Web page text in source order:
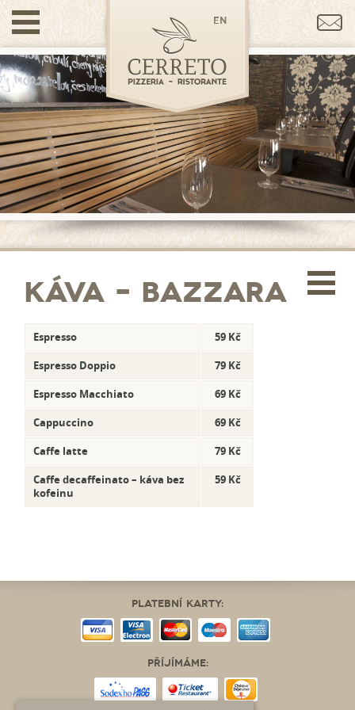
en
Káva – Bazzara
Espresso
59 Kč
Espresso Doppio
79 Kč
Espresso Macchiato
69 Kč
Cappuccino
69 Kč
Caffe latte
79 Kč
Caffe decaffeinato – káva bez
kofeinu
59 Kč
Platební karty:
Příjímáme: